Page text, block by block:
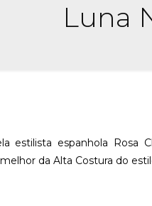
Luna
estilista espanhola Rosa
da Alta Costura do